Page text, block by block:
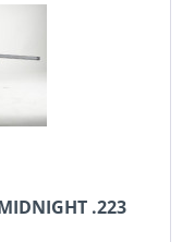
.223